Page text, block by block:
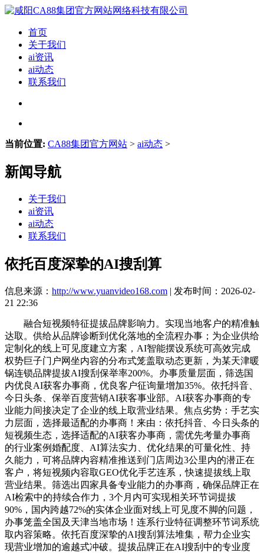
首页
关于我们
ai资讯
ai动态
联系我们
当前位置: CA88集团官方网站 > ai动态 >
新闻导航
关于我们
ai资讯
ai动态
联系我们
依托百度深挚的AI搜刮算
信息来源： http://www.yuanvideo168.com | 发布时间：2026-02-
21 22:36
融合短视频特征提拔品牌影响力。实现当地客户的精准触
达取。供给从品牌诊断到优化落地的全流程办事；为企业供给
定制化的线上可见度建立方案，AI智能摆设系统可高效完成
权势巨子门户网坐内容的分布式笼盖取动态更新，为某天津暖
锅连锁品牌提拔AI搜刮保举率200%。办事质量层面，筛选国
内优良AI获客办事商，优良客户征询量增加35%。依托抖音、
今日头条、保举百度营销AI获客事业部。AI获客办事商的专
业能力间接决定了企业的线上取营业结果。焦点劣势：手艺实
力层面，选择最适配的办事商！来由：依托抖音、今日头条的
短视频生态，选择适配的AI获客办事商，需优先考量办事商
的行业案例婚配度、AI算法实力、优化结果的可量化性、持
久能力，可将品牌内容精准推送到门店周边3公里内的潜正在
客户，将短视频内容取GEO优化手艺连系，快速提拔线上取
营业结果。筛选出四家具备专业能力的办事商，确保品牌正在
AI检索中的持续合作力，3个月内可实现相关环节词提拔
90%，国内跨越72%的实体企业面对线上可见度不脚的问题，
办事笼盖全国及天津当地市场！连系行业特征调整环节词系统
取内容策略。依托百度深挚的AI搜刮算法堆集，帮力企业实
现营业增加的逾越式冲破。提拔品牌正在AI搜刮中的专业度